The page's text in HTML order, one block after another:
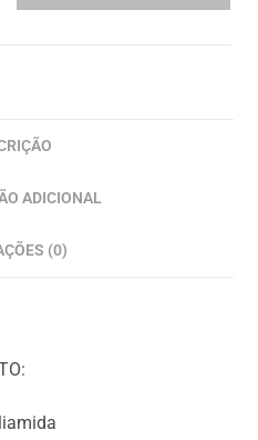
ADICIONAL
(0)